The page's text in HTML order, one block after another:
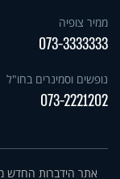
ממיר צופיה
073-3333333
נופשים וסמינרים בחו"ל
073-2221202
אתר הידברות החדש